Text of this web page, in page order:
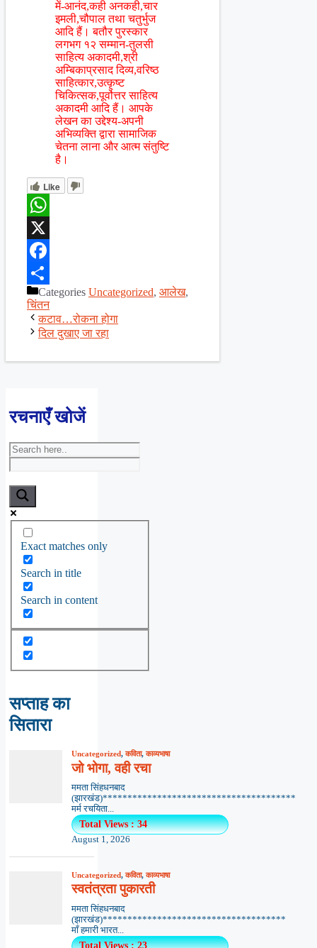
में-आनंद,कही अनकही,चार
इमली,चौपाल तथा चतुर्भुज
आदि हैं। बतौर पुरस्कार
लगभग १२ सम्मान-तुलसी
साहित्य अकादमी,श्री
अम्बिकाप्रसाद दिव्य,वरिष्ठ
साहित्कार,उत्कृष्ट
चिकित्सक,पूर्वोत्तर साहित्य
अकादमी आदि हैं। आपके
लेखन का उद्देश्य-अपनी
अभिव्यक्ति द्वारा सामाजिक
चेतना लाना और आत्म संतुष्टि
है।
Like
WhatsApp
X
Facebook
ShareCategories Uncategorized, आलेख,
चिंतन
कटाव…रोकना होगा
दिल दुखाए जा रहा
रचनाएँ खोजें
Exact matches only
Search in title
Search in content
सप्ताह का
सितारा